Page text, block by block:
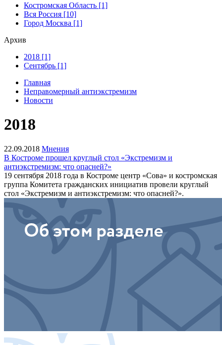
Костромская Область [1]
Вся Россия [10]
Город Москва [1]
Архив
2018 [1]
Сентябрь [1]
Главная
Неправомерный антиэкстремизм
Новости
2018
22.09.2018 Мнения
В Костроме прошел круглый стол «Экстремизм и
антиэкстремизм: что опасней?»
19 сентября 2018 года в Костроме центр «Сова» и костромская
группа Комитета гражданских инициатив провели круглый
стол «Экстремизм и антиэкстремизм: что опасней?».